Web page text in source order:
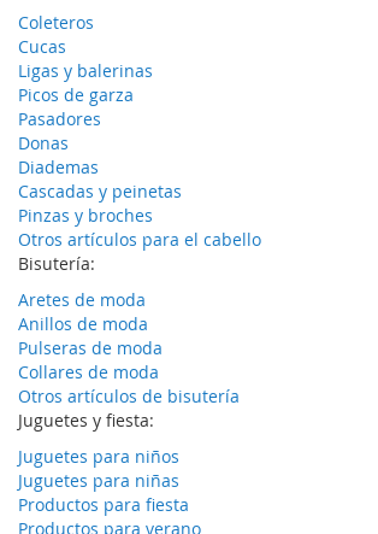
Coleteros
Cucas
Ligas y balerinas
Picos de garza
Pasadores
Donas
Diademas
Cascadas y peinetas
Pinzas y broches
Otros artículos para el cabello
Bisutería:
Aretes de moda
Anillos de moda
Pulseras de moda
Collares de moda
Otros artículos de bisutería
Juguetes y fiesta:
Juguetes para niños
Juguetes para niñas
Productos para fiesta
Productos para verano